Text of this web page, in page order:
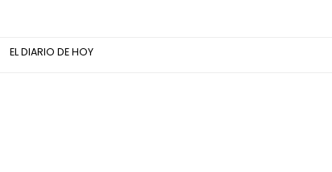
EL DIARIO DE HOY